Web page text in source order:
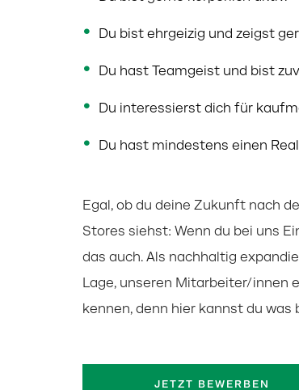
Du bist ehrgeizig und zeigst
Du hast Teamgeist und bist
Du interessierst dich für
Du hast mindestens einen
Egal, ob du deine Zukunft nach
Stores siehst: Wenn du bei uns
das auch. Als nachhaltig
Lage, unseren Mitarbeiter/innen
kennen, denn hier kannst du was
JETZT BEWERBEN